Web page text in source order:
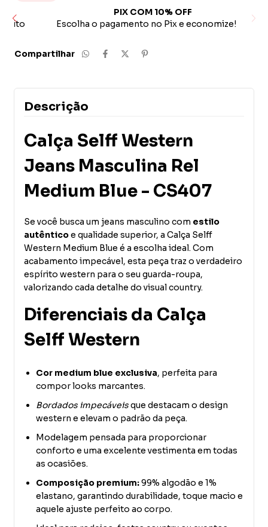
PIX COM 10% OFF
Escolha o pagamento no Pix e economize!
Compartilhar
Descrição
Calça Selff Western
Jeans Masculina Rel
Medium Blue - CS407
Se você busca um jeans masculino com estilo
autênticoe qualidade superior, a Calça Selff
Western Medium Blue é a escolha ideal. Com
acabamento impecável, esta peça traz o verdadeiro
espírito western para o seu guarda-roupa,
valorizando cada detalhe do visual country.
Diferenciais da Calça
Selff Western
Cor medium blue exclusiva, perfeita para
compor looks marcantes.
Bordados impecáveisque destacam o design
western e elevam o padrão da peça.
Modelagem pensada para proporcionar
conforto e uma excelente vestimenta em todas
as ocasiões.
Composição premium:99% algodão e 1%
elastano, garantindo durabilidade, toque macio e
aquele ajuste perfeito ao corpo.